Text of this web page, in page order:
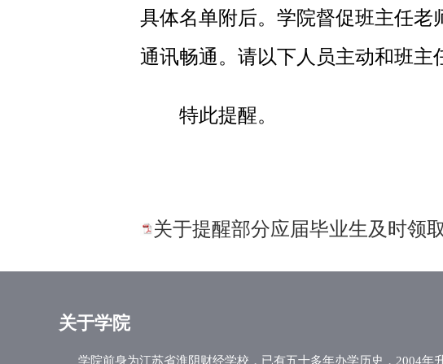
具体名单附后。学院督促班主任
通讯畅通。请以下人员主动和班主
特此提醒。
关于提醒部分应届毕业生及时领取
关于学院
学院前身为江苏省淮阴财经学校，已有五十多年办学历史，2004年